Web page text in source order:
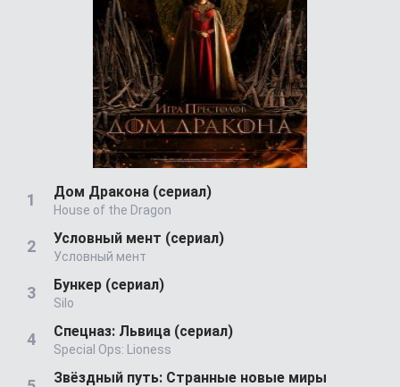
Дом Дракона (сериал)
House of the Dragon
Условный мент (сериал)
Условный мент
Бункер (сериал)
Silo
Спецназ: Львица (сериал)
Special Ops: Lioness
Звёздный путь: Странные новые миры